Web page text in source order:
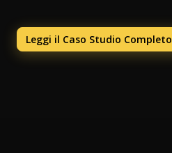
Leggi il Caso Studio Completo